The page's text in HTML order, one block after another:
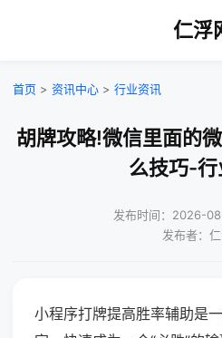
仁浮
首页 > 资讯中心 > 行业资讯
胡牌攻略!微信里面的
么技巧-
发布时间：2026-
发布者：
小程序打牌提高胜率辅助是